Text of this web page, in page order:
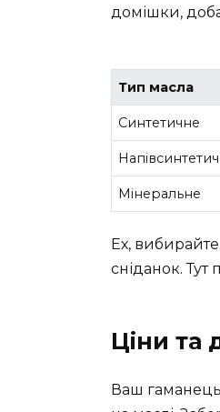
домішки,
Тип масла
Синтетичне
Мінеральне
Ех,
сніданок.
Ціни та
Ваш